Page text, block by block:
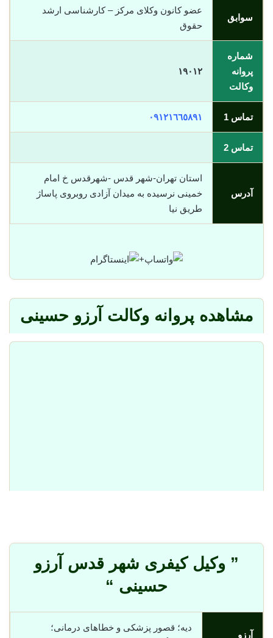
سوابق
عضو کانون وکلای مرکز – کارشناسی ارشد
حقوق
شماره
پروانه
وکالت
١٩٠١٢
تماس 1 ٠٩١٢١٦٦٥٨٩١
تماس 2
آدرس
استان تهران-شهر قدس -شهرقدس خ امام
خمینی نرسیده به میدان آزادی روبروی پاساژ
طریق نیا
+
مشاهده پروانه وکالت آرزو حسینی
” وکیل کیفری شهر قدس آرزو
حسینی “
آرزو
دیه؛ قصور پزشکی و خطاهای درمانی؛